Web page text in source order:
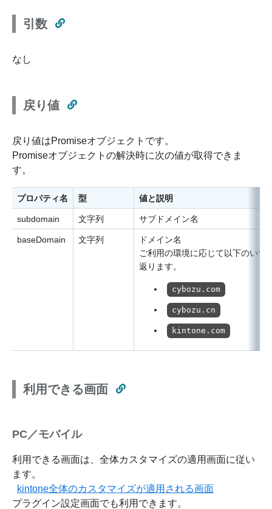
引数
なし
戻り値
戻り値はPromiseオブジェクトです。
Promiseオブジェクトの解決時に次の値が取得できま
す。
プロパティ名 型 値と説明
subdomain 文字列 サブドメイン名
baseDomain 文字列
ドメイン名
ご利用の環境に応じて以下のいず
返ります。
cybozu.com
cybozu.cn
kintone.com
利用できる画面
PC／モバイル
利用できる画面は、全体カスタマイズの適用画面に従い
ます。
kintone全体のカスタマイズが適用される画面
プラグイン設定画面でも利用できます。